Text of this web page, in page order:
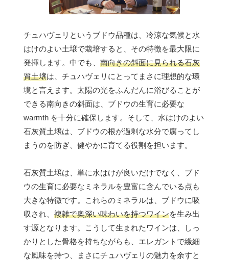
チュハヴェリというブドウ品種は、冷涼な気候と水
はけのよい土壌で栽培すると、その特徴を最大限に
発揮します。中でも、 南向きの斜面に見られる石灰
質土壌は、チュハヴェリにとってまさに理想的な環
境と言えます。太陽の光をふんだんに浴びることが
できる南向きの斜面は、ブドウの生育に必要な
warmth を十分に確保します。そして、水はけのよい
石灰質土壌は、ブドウの根が過剰な水分で腐ってし
まうのを防ぎ、健やかに育てる役割を担います。
石灰質土壌は、単に水はけが良いだけでなく、ブド
ウの生育に必要なミネラルを豊富に含んでいる点も
大きな特徴です。これらのミネラルは、ブドウに吸
収され、 複雑で奥深い味わいを持つワインを生み出
す源となります。こうして生まれたワインは、しっ
かりとした骨格を持ちながらも、エレガントで繊細
な風味を持つ、まさにチュハヴェリの魅力を余すと